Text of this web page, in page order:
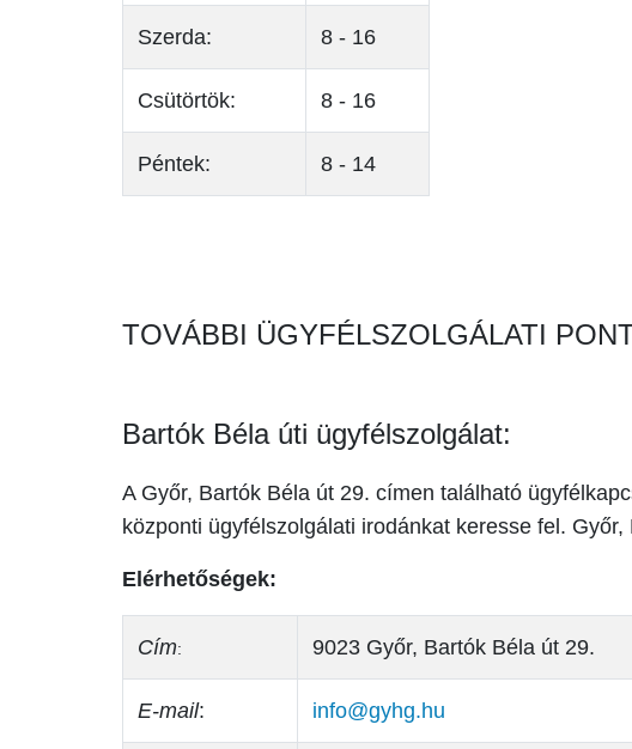
Szerda: 8 - 16
Csütörtök: 8 - 16
Péntek: 8 - 14
TOVÁBBI ÜGYFÉLSZOLGÁLATI
Bartók Béla úti ügyfélszolgálat:
A Győr, Bartók Béla út 29. címen található
központi ügyfélszolgálati irodánkat keresse fel.
Elérhetőségek:
Cím: 9023 Győr, Bartók Béla út 29.
E-mail: info@gyhg.hu